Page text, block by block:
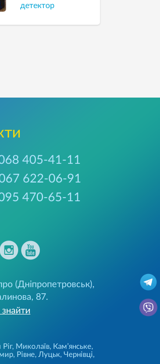
детектор
405-41-11
622-06-91
470-65-11
(Дніпропетровськ),
87.
Миколаїв, Кам’янське,
Рівне, Луцьк, Чернівці,